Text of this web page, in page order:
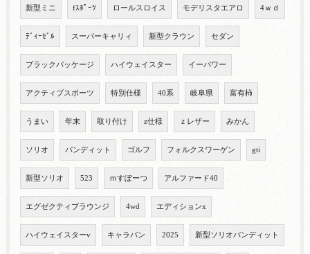
新型ミニ fｽﾎﾟｰﾂ ロールスロイス モデリスタエアロ 4ｗｄ
ﾃﾞｨｰｾﾞﾙ スーパーキャリィ 新型クラウン セダン
ブラックパッケージ ハイウェイスター イーパワー
アクティブスポーツ 特別仕様 40系 岐阜県 富有柿
うまい 年末 取り付け z仕様 ｚレザー みかん
ソリオ バンディット ゴルフ フォルクスワーゲン gti
新型ソリオ 523 ｍすぽーつ アルファード40
エグゼクティブラウンジ 4wd エディションx
ハイウェイスターv キャラバン 2025 新型ソリオバンディット